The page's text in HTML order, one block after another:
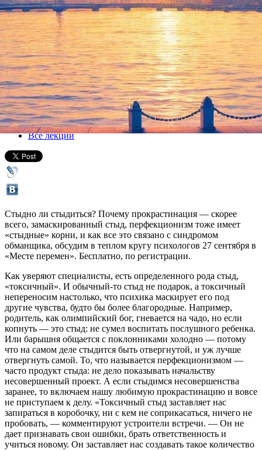
Психологи расскажут, как
стыд определяет нашу жизнь
27 сентября 2019, пятница,19.00
Версия для печати
Все лекции
Стыдно ли стыдиться? Почему прокрастинация — скорее
всего, замаскированный стыд, перфекционизм тоже имеет
«стыдные» корни, и как все это связано с синдромом
обманщика, обсудим в теплом кругу психологов 27 сентября в
«Месте перемен». Бесплатно, по регистрации.
Как уверяют специалисты, есть определенного рода стыд,
«токсичный». И обычный-то стыд не подарок, а токсичный
непереносим настолько, что психика маскирует его под
другие чувства, будто бы более благородные. Например,
родитель, как олимпийский бог, гневается на чадо, но если
копнуть — это стыд: не сумел воспитать послушного ребенка.
Или барышня общается с поклонниками холодно — потому
что на самом деле стыдится быть отвергнутой, и уж лучше
отвергнуть самой. То, что называется перфекционизмом —
часто продукт стыда: не дело показывать начальству
несовершенный проект. А если стыдимся несовершенства
заранее, то включаем нашу любимую прокрастинацию и вовсе
не приступаем к делу. «Токсичный стыд заставляет нас
запираться в коробочку, ни с кем не соприкасаться, ничего не
пробовать, — комментируют устроители встречи. — Он не
дает признавать свои ошибки, брать ответственность и
учиться новому. Он заставляет нас создавать такое количество